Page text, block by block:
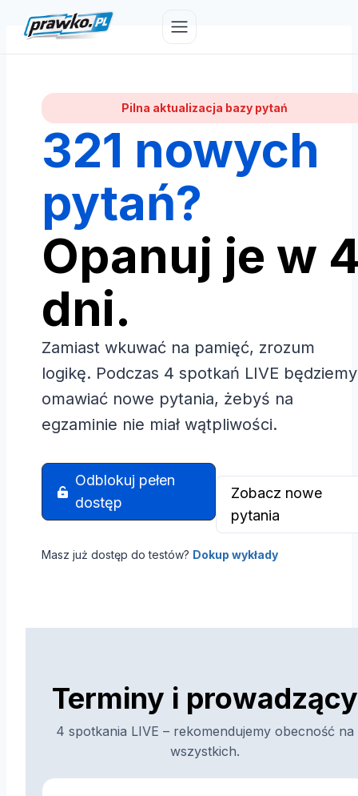
Pilna aktualizacja bazy pytań
321 nowych
pytań?
Opanuj je w
dni.
Zamiast wkuwać na pamięć, zrozum
logikę. Podczas 4 spotkań LIVE będziemy
omawiać nowe pytania, żebyś na
egzaminie nie miał wątpliwości.
Odblokuj pełen
dostęp
Zobacz nowe
pytania
Masz już dostęp do testów? Dokup wykłady
Terminy i prowadzący
4 spotkania LIVE – rekomendujemy obecność na
wszystkich.